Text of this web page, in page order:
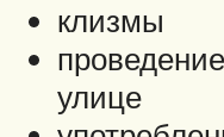
клизмы
улице